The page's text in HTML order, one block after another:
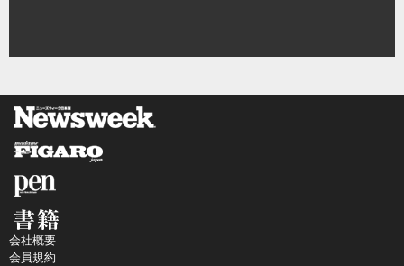
会社概要
会員規約